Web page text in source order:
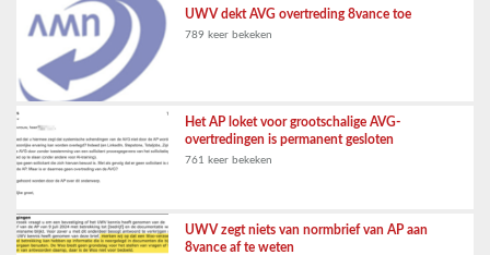
UWV dekt AVG overtreding 8vance toe
789 keer bekeken
Het AP loket voor grootschalige AVG-
overtredingen is permanent gesloten
761 keer bekeken
UWV zegt niets van normbrief van AP aan
8vance af te weten